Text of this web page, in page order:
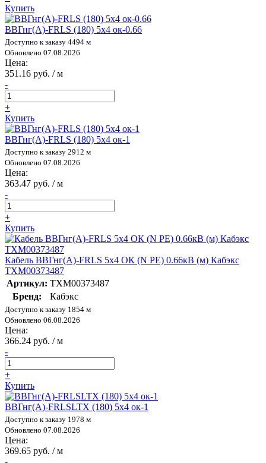
Купить
ВВГнг(А)-FRLS (180) 5х4 ок-0.66
Доступно к заказу 4494 м
Обновлено 07.08.2026
Цена:
351.16 руб. / м
-
+
Купить
ВВГнг(А)-FRLS (180) 5х4 ок-1
Доступно к заказу 2912 м
Обновлено 07.08.2026
Цена:
363.47 руб. / м
-
+
Купить
Кабель ВВГнг(А)-FRLS 5х4 ОК (N PE) 0.66кВ (м) Кабэкс
ТХМ00373487
Артикул: ТХМ00373487
Бренд:
Кабэкс
Доступно к заказу 1854 м
Обновлено 06.08.2026
Цена:
366.24 руб. / м
-
+
Купить
ВВГнг(А)-FRLSLTX (180) 5х4 ок-1
Доступно к заказу 1978 м
Обновлено 07.08.2026
Цена:
369.65 руб. / м